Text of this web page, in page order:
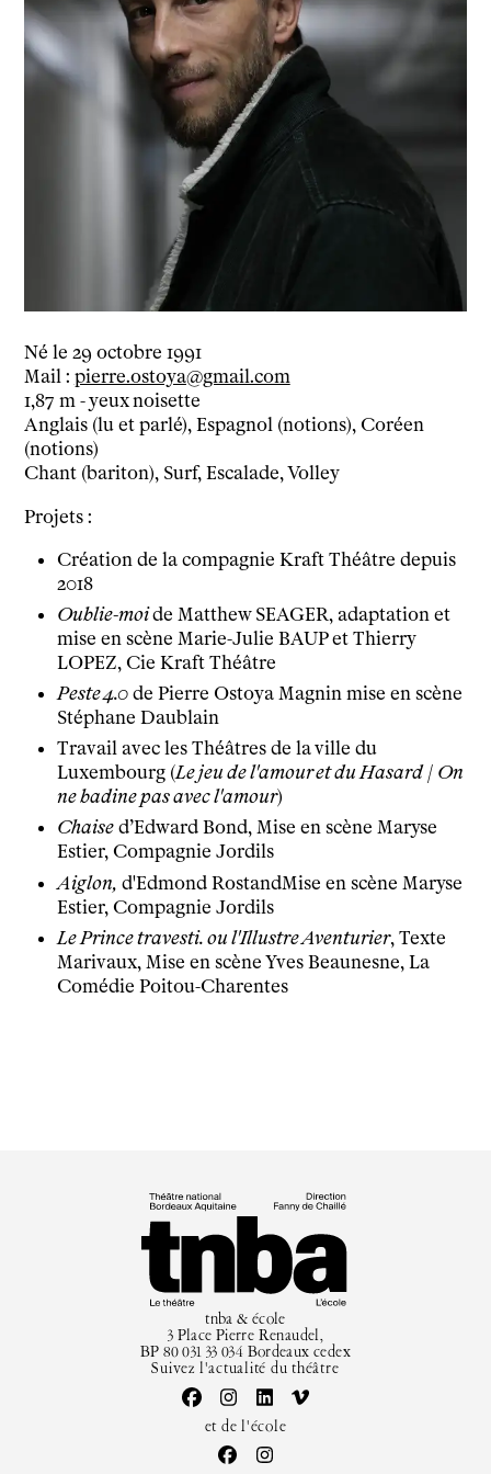
Né le 29 octobre 1991
Mail : pierre.ostoya@gmail.com
1,87 m - yeux noisette
Anglais (lu et parlé), Espagnol (notions), Coréen
(notions)
Chant (bariton), Surf, Escalade, Volley
Projets :
Création de la compagnie Kraft Théâtre depuis
2018
Oublie-moide Matthew SEAGER, adaptation et
mise en scène Marie-Julie BAUP et Thierry
LOPEZ, Cie Kraft Théâtre
Peste 4.0 de Pierre Ostoya Magnin mise en scène
Stéphane Daublain
Travail avec les Théâtres de la ville du
Luxembourg (Le jeu de l'amour et du Hasard/ On
ne badine pas avec l'amour)
Chaise d’Edward Bond, Mise en scène Maryse
Estier, Compagnie Jordils
Aiglon, d'Edmond RostandMise en scène Maryse
Estier, Compagnie Jordils
Le Prince travesti. ou l'Illustre Aventurier,Texte
Marivaux, Mise en scène Yves Beaunesne,La
Comédie Poitou-Charentes
tnba & école
3 Place Pierre Renaudel,
BP 80 031 33 034 Bordeaux cedex
Suivez l'actualité du théâtre
et de l'école
Le théâtre
tnba, centre dramatique national
Artiste directrice
Artistes associé·es
Équipe
Espace partagé
Formation supérieure
Classe Égalité
Stages de théâtre gratuits
Insertion professionnelle
Soutenir l'école
Infos pratiques
Tarifs, cartes et pass
Arriver au tnba
Accessibilité
Bar / La Petite Sœur
FAQ
Ressources
Programmes de salle
Vidéos
Documents
Podcasts
Technique
Ressources pédagogiques
Espace production
Actualités
Newsletter